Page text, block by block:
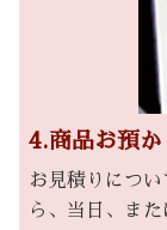
4.商品お預か
お見積りにつ
ら、当日、ま